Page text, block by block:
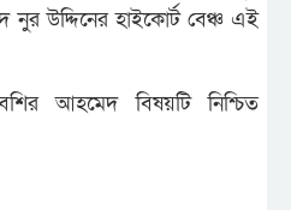
নুর উদ্দিনের হাইকোর্ট বেঞ্চ এই
আহমেদ বিষয়টি নিশ্চিত